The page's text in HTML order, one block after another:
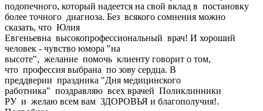
подопечного, который надеется на свой вклад в постановку
более точного диагноза. Без всякого сомнения можно
сказать, что Юлия
Евгеньевна высокопрофессиональный врач! И хороший
человек - чувство юмора "на
высоте", желание помочь клиенту говорит о том,
что профессия выбрана по зову сердца. В
преддверии праздника "Дня медицинского
работника" поздравляю всех врачей Поликлинники
РУ и желаю всем вам ЗДОРОВЬЯ и благополучия!.